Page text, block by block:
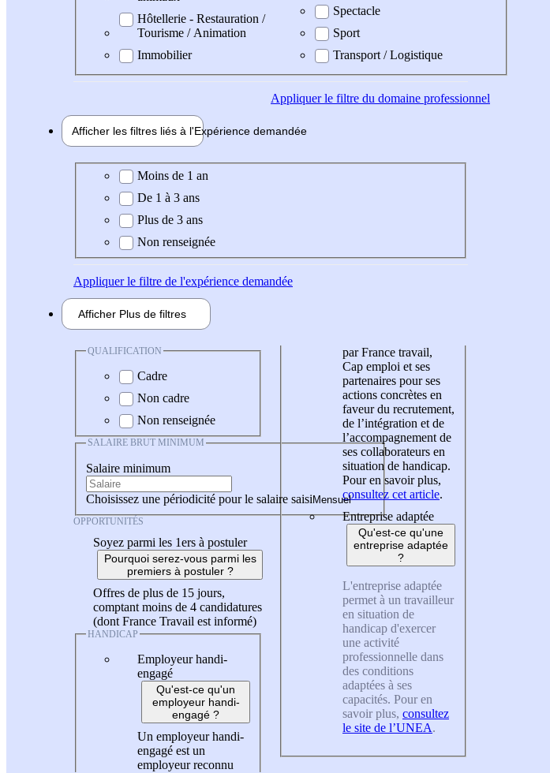
Hôtellerie - Restauration /
Tourisme / Animation
Immobilier
Spectacle
Sport
Transport / Logistique
Appliquerle filtre du domaine professionnel
Afficher les filtres liés à l'Expérience demandée
Expérience demandée
Moins de 1 an
De 1 à 3 ans
Plus de 3 ans
Non renseignée
Appliquerle filtre de l'expérience demandée
Afficher Plus de filtres
QUALIFICATION
Cadre
Non cadre
Non renseignée
SALAIRE BRUT MINIMUM
Salaire minimum
Choisissez une périodicité pour le salaire saisi
OPPORTUNITÉS
Soyez parmi les 1ers à postuler
Pourquoi serez-vous parmi les
premiers à postuler ?
Offres de plus de 15 jours,
comptant moins de 4 candidatures
(dont France Travail est informé)
HANDICAP
Employeur handi-
engagé
Qu'est-ce qu'un
employeur handi-
engagé ?
Un employeur handi-
engagé est un
employeur reconnu
par France travail,
Cap emploi et ses
partenaires pour ses
actions concrètes en
faveur du recrutement,
de l’intégration et de
l’accompagnement de
ses collaborateurs en
situation de handicap.
Pour en savoir plus,
consultez cet article.
Entreprise adaptée
Qu'est-ce qu'une
entreprise adaptée
?
L'entreprise adaptée
permet à un travailleur
en situation de
handicap d'exercer
une activité
professionnelle dans
des conditions
adaptées à ses
capacités. Pour en
savoir plus, consultez
le site de l’UNEA.